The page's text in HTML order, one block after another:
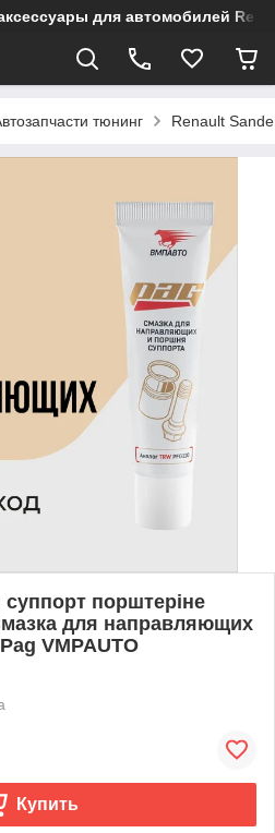
для автомобилей
тюнинг Renault
порштеріне
для направляющих
VMPAUTO
Купить